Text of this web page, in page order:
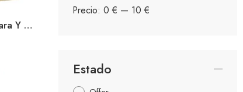
Pantene Ampollas Repara Y Protege 3u
Precio: 0 € — 10 €
Estado